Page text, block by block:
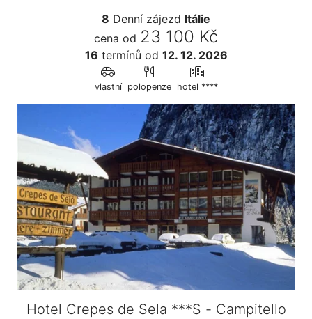
8 Denní zájezd Itálie
cena od 23 100 Kč
16 termínů od 12. 12. 2026
vlastní polopenze hotel ****
Hotel Crepes de Sela ***S - Campitello